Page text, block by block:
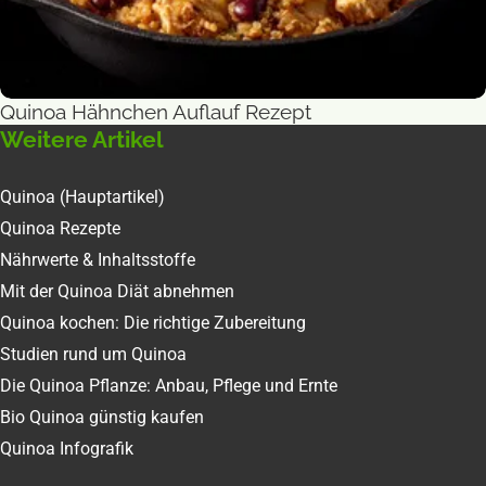
Auflauf
Quinoa Hähnchen Auflauf Rezept
Weitere Artikel
Quinoa (Hauptartikel)
Quinoa Rezepte
Nährwerte & Inhaltsstoffe
Mit der Quinoa Diät abnehmen
Quinoa kochen: Die richtige Zubereitung
Studien rund um Quinoa
Die Quinoa Pflanze: Anbau, Pflege und Ernte
Bio Quinoa günstig kaufen
Quinoa Infografik